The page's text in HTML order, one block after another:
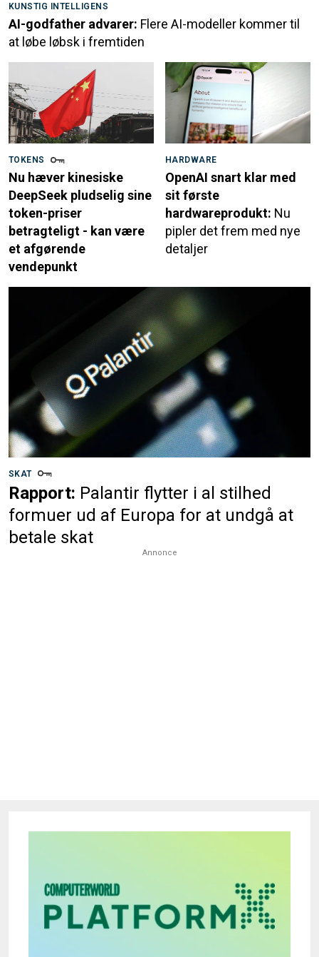
KUNSTIG INTELLIGENS
AI-godfather advarer: Flere AI-modeller kommer til
at løbe løbsk i fremtiden
TOKENS
Nu hæver kinesiske
DeepSeek pludselig sine
token-priser
betragteligt - kan være
et afgørende
vendepunkt
HARDWARE
OpenAI snart klar med
sit første
hardwareprodukt: Nu
pipler det frem med nye
detaljer
SKAT
Rapport: Palantir flytter i al stilhed
formuer ud af Europa for at undgå at
betale skat
Annonce